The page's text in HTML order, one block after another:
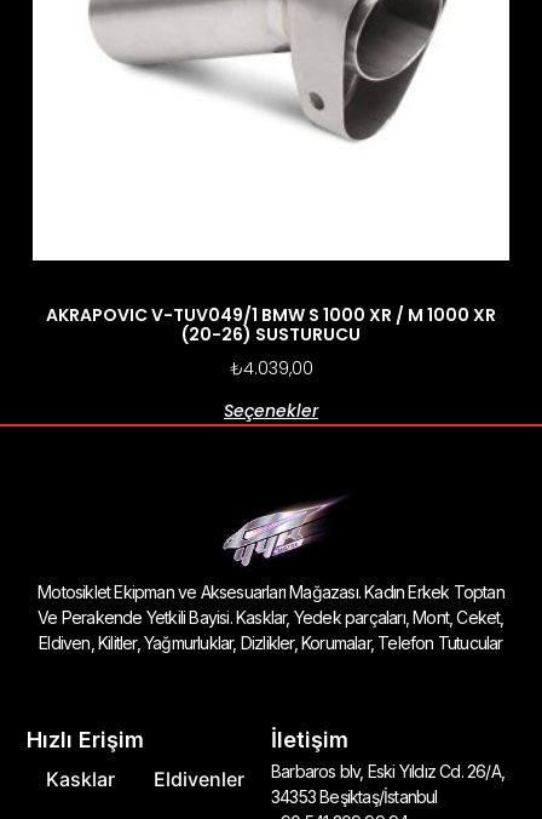
AKRAPOVIC V-TUV049/1 BMW S 1000 XR / M 1000 XR
(20-26) SUSTURUCU
₺4.039,00
Seçenekler
Motosiklet Ekipman ve Aksesuarları Mağazası. Kadın Erkek Toptan
Ve Perakende Yetkili Bayisi. Kasklar, Yedek parçaları, Mont, Ceket,
Eldiven, Kilitler, Yağmurluklar, Dizlikler, Korumalar, Telefon Tutucular
Hızlı Erişim
Kasklar
Eldivenler
İletişim
Barbaros blv, Eski Yıldız Cd. 26/A,
34353 Beşiktaş/İstanbul